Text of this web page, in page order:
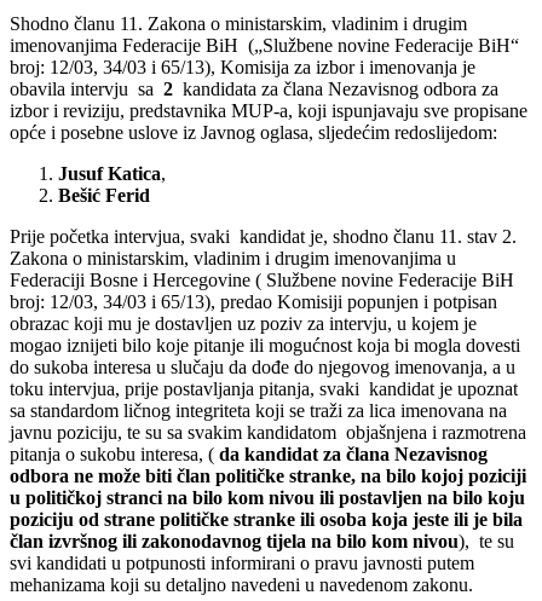
Shodno članu 11. Zakona o ministarskim, vladinim i drugim
imenovanjima Federacije BiH („Službene novine Federacije BiH“
broj: 12/03, 34/03 i 65/13), Komisija za izbor i imenovanja je
obavila intervju sa 2 kandidata za člana Nezavisnog odbora za
izbor i reviziju, predstavnika MUP-a, koji ispunjavaju sve propisane
opće i posebne uslove iz Javnog oglasa, sljedećim redoslijedom:
Jusuf Katica,
Bešić Ferid
Prije početka intervjua, svaki kandidat je, shodno članu 11. stav 2.
Zakona o ministarskim, vladinim i drugim imenovanjima u
Federaciji Bosne i Hercegovine ( Službene novine Federacije BiH
broj: 12/03, 34/03 i 65/13), predao Komisiji popunjen i potpisan
obrazac koji mu je dostavljen uz poziv za intervju, u kojem je
mogao iznijeti bilo koje pitanje ili mogućnost koja bi mogla dovesti
do sukoba interesa u slučaju da dođe do njegovog imenovanja, a u
toku intervjua, prije postavljanja pitanja, svaki kandidat je upoznat
sa standardom ličnog integriteta koji se traži za lica imenovana na
javnu poziciju, te su sa svakim kandidatom objašnjena i razmotrena
pitanja o sukobu interesa, ( da kandidat za člana Nezavisnog
odbora ne može biti član političke stranke, na bilo kojoj poziciji
u političkoj stranci na bilo kom nivou ili postavljen na bilo koju
poziciju od strane političke stranke ili osoba koja jeste ili je bila
član izvršnog ili zakonodavnog tijela na bilo kom nivou), te su
svi kandidati u potpunosti informirani o pravu javnosti putem
mehanizama koji su detaljno navedeni u navedenom zakonu.